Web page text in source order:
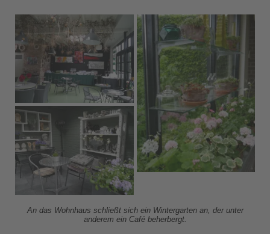
An das Wohnhaus schließt sich ein Wintergarten an, der unter
anderem ein Café beherbergt.